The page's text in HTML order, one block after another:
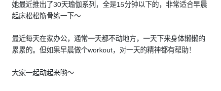
她最近推出了30天瑜伽系列，全是15分钟以下的，非常适合早晨
起床松松筋骨练一下～
最近每天在家办公，通常一天都不动地方，一天下来身体懒懒的
累累的。但如果早晨做个workout，对一天的精神都有帮助！
大家一起动起来哟～